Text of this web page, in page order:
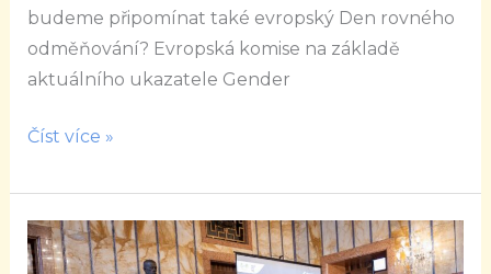
budeme připomínat také evropský Den rovného
odměňování? Evropská komise na základě
aktuálního ukazatele Gender
Číst více »
Tisková
zpráva: